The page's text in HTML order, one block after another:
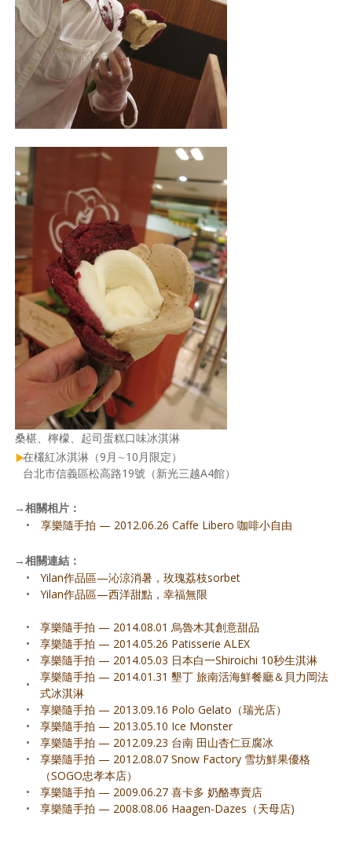
桑椹、檸檬、起司蛋糕口味冰淇淋
在欉紅冰淇淋（9月∼10月限定）
台北市信義區松高路19號（新光三越A4館）
→相關相片：
•
享樂隨手拍 — 2012.06.26 Caffe Libero 咖啡小自由
→相關連結：
•
Yilan作品區—沁涼消暑，玫瑰荔枝sorbet
•
Yilan作品區—西洋甜點，幸福無限
•
享樂隨手拍 — 2014.08.01 烏魯木其創意甜品
•
享樂隨手拍 — 2014.05.26 Patisserie ALEX
•
享樂隨手拍 — 2014.05.03 日本白一Shiroichi 10秒生淇淋
•
享樂隨手拍 — 2014.01.31 墾丁 旅南活海鮮餐廳＆貝力岡法
式冰淇淋
•
享樂隨手拍 — 2013.09.16 Polo Gelato（瑞光店）
•
享樂隨手拍 — 2013.05.10 Ice Monster
•
享樂隨手拍 — 2012.09.23 台南 田山杏仁豆腐冰
•
享樂隨手拍 — 2012.08.07 Snow Factory 雪坊鮮果優格
（SOGO忠孝本店）
•
享樂隨手拍 — 2009.06.27 喜卡多 奶酪專賣店
•
享樂隨手拍 — 2008.08.06 Haagen-Dazes（天母店)